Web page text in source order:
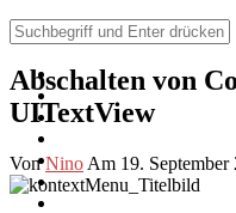
Online
Abschalten von
UITextView
VonNino Am 19. September